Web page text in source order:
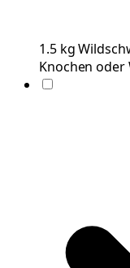
1.5 kg
Knochen oder